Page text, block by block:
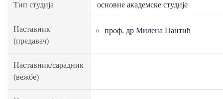
Тип студија основне академске студије
Наставник
(предавач)
проф. др Милена Пантић
Наставник/сарадник
(вежбе)